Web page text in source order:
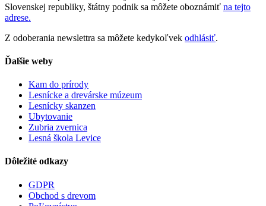
Slovenskej republiky, štátny podnik sa môžete oboznámiť na tejto
adrese.
Z odoberania newslettra sa môžete kedykoľvek odhlásiť.
Ďalšie weby
Kam do prírody
Lesnícke a drevárske múzeum
Lesnícky skanzen
Ubytovanie
Zubria zvernica
Lesná škola Levice
Dôležité odkazy
GDPR
Obchod s drevom